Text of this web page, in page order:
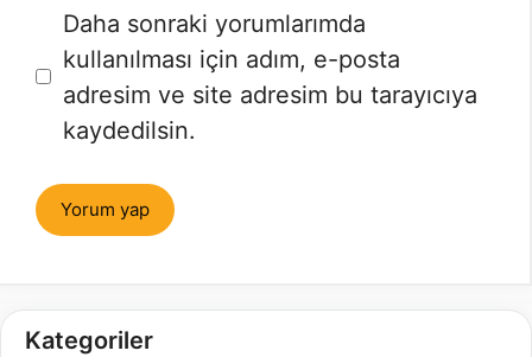
İnternet
sitesi
Daha sonraki yorumlarımda
kullanılması için adım, e-posta
adresim ve site adresim bu tarayıcıya
kaydedilsin.
Kategoriler